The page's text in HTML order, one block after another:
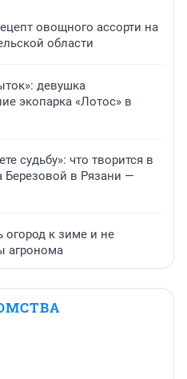
овощного ассорти на
области
девушка
экопарка «Лотос» в
судьбу»: что творится в
в Рязани —
огород к зиме и не
агронома